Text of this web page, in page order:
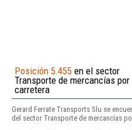
Posición 5.455 en el sector
Transporte de mercancías por
carretera
Gerard Ferrate Transports Slu se
del sector Transporte de mercancías